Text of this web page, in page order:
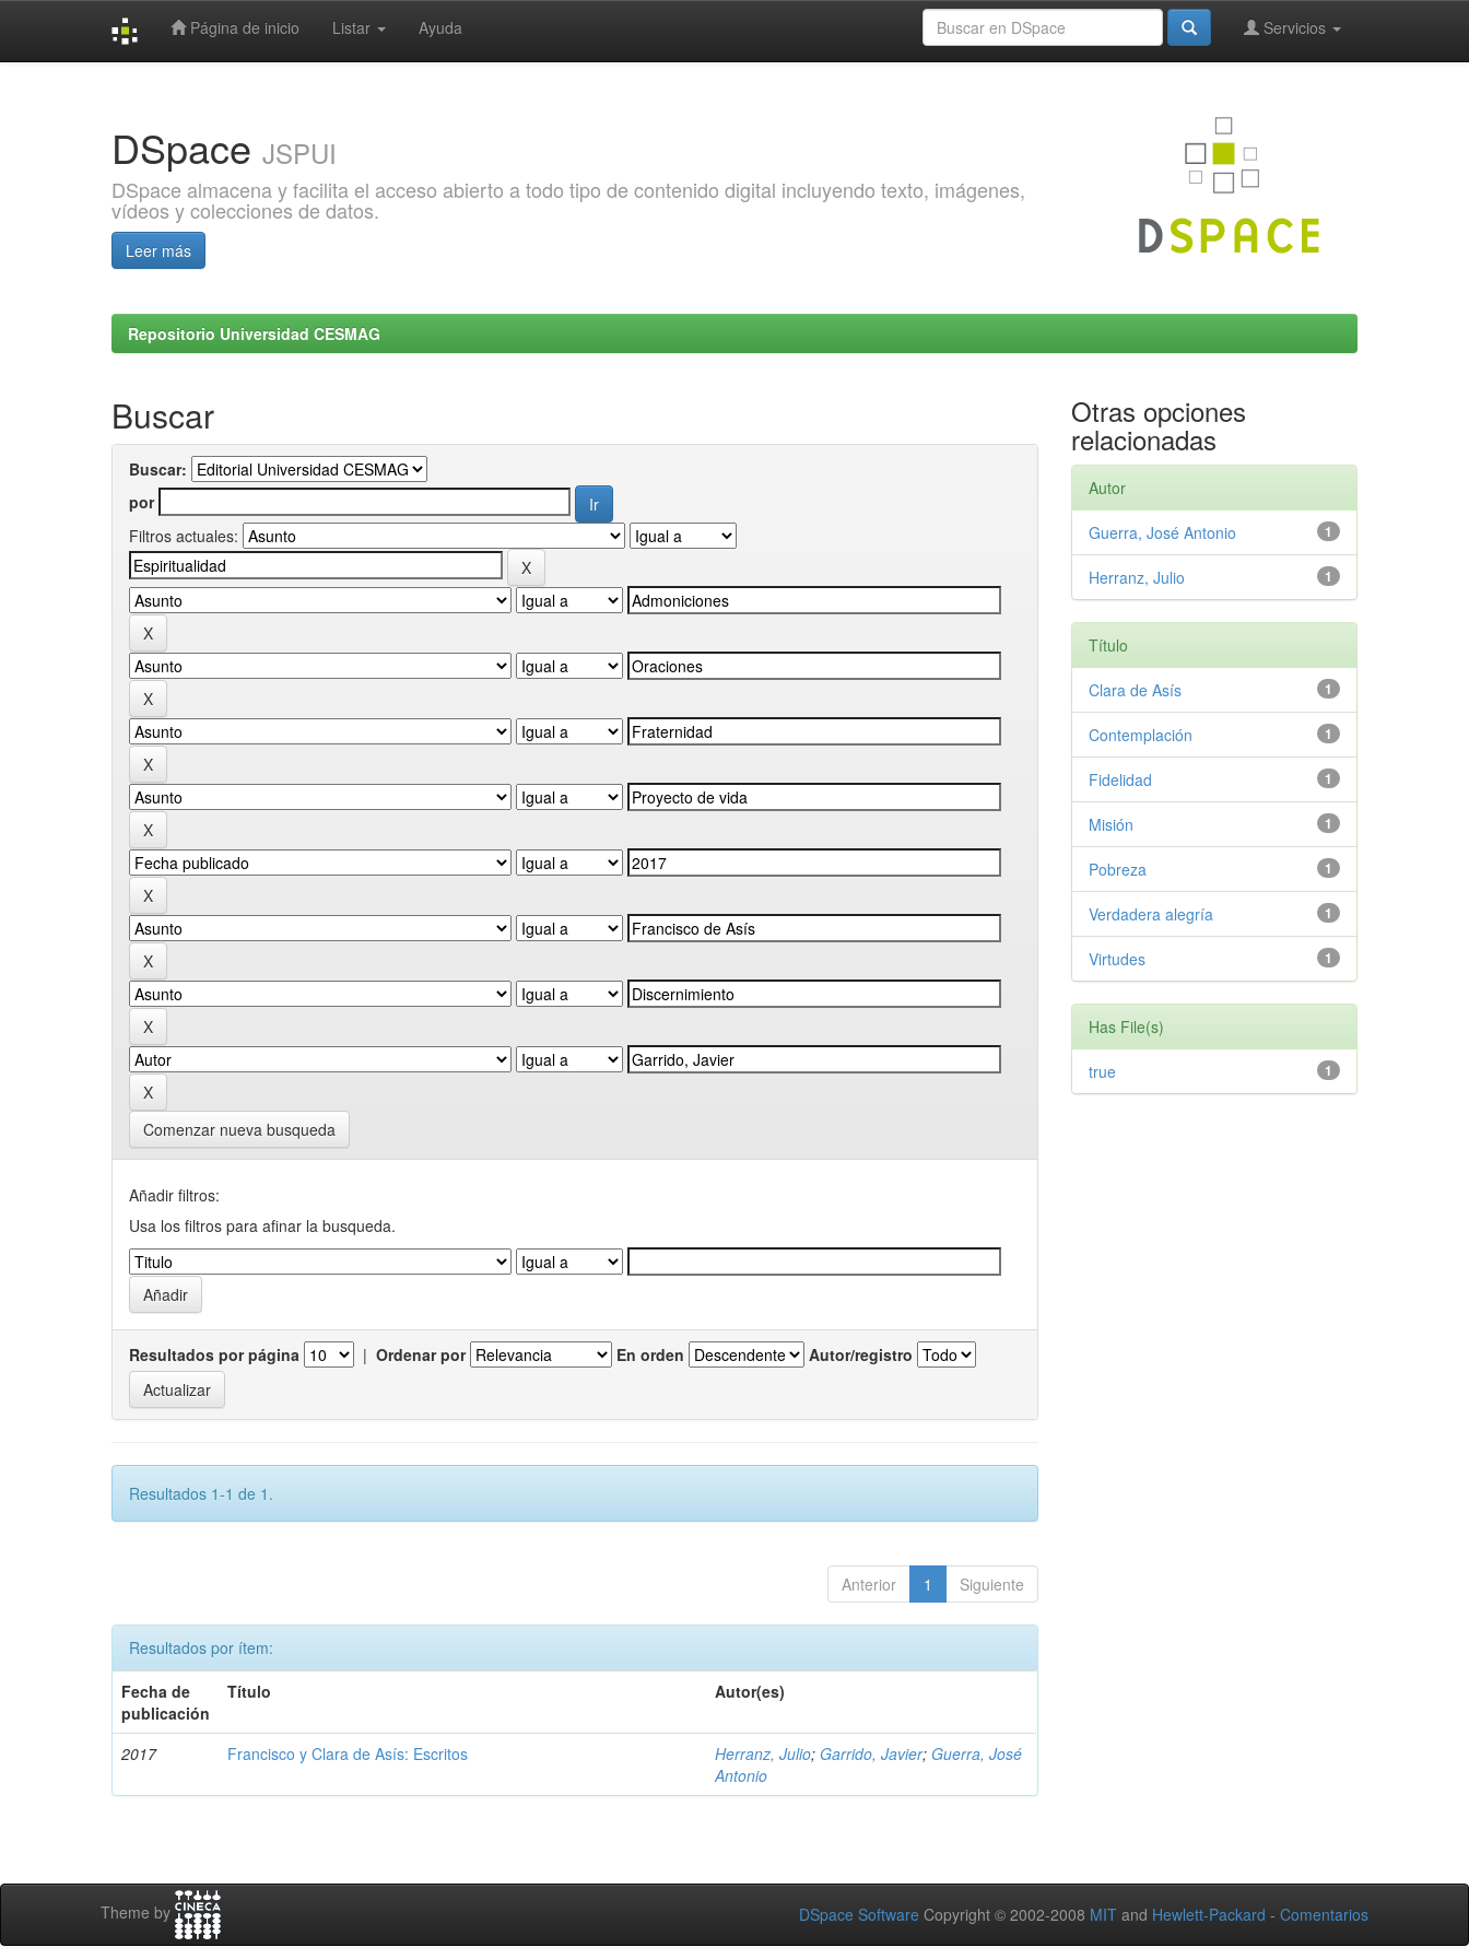
Página de inicio Listar Ayuda Servicios
DSpace JSPUI
DSpace almacena y facilita el acceso abierto a todo tipo de contenido digital incluyendo texto, imágenes,
vídeos y colecciones de datos.
Leer más
Repositorio Universidad CESMAG
Buscar
Buscar:
por
Filtros actuales:
Comenzar nueva busqueda
Añadir filtros:
Usa los filtros para afinar la busqueda.
Resultados por página | Ordenar por En orden Autor/registro
Resultados 1-1 de 1.
Anterior 1 Siguiente
Resultados por ítem:
Fecha de
publicación
Título Autor(es)
2017 Francisco y Clara de Asís: Escritos Herranz, Julio; Garrido, Javier; Guerra, José
Antonio
Otras opciones
relacionadas
Autor
1
Guerra, José Antonio
1
Herranz, Julio
Título
1
Clara de Asís
1
Contemplación
1
Fidelidad
1
Misión
1
Pobreza
1
Verdadera alegría
1
Virtudes
Has File(s)
1
true
Theme by DSpace Software Copyright © 2002-2008 MIT and Hewlett-Packard - Comentarios